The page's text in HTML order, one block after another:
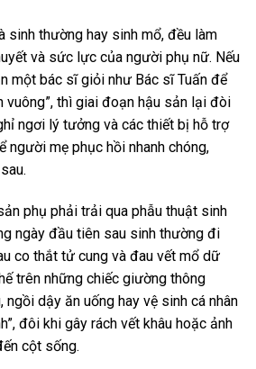
sinh thường hay sinh mổ, đều làm
và sức lực của người phụ nữ. Nếu
một bác sĩ giỏi như Bác sĩ Tuấn để
vuông”, thì giai đoạn hậu sản lại đòi
ngơi lý tưởng và các thiết bị hỗ trợ
người mẹ phục hồi nhanh chóng,
phụ phải trải qua phẫu thuật sinh
ngày đầu tiên sau sinh thường đi
co thắt tử cung và đau vết mổ dữ
trên những chiếc giường thông
dậy ăn uống hay vệ sinh cá nhân
đôi khi gây rách vết khâu hoặc ảnh
cột sống.